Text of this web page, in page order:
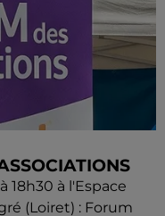
18h30 à l'Espace
(Loiret) : Forum